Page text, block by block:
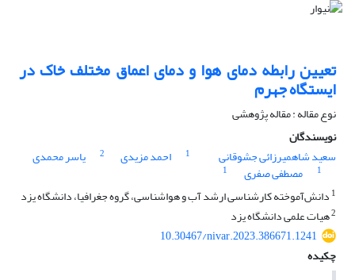
تعیین رابطه دمای هوا و دمای اعماق مختلف خاک در
ایستگاه جهرم
نوع مقاله : مقاله پژوهشی
نویسندگان
سعید شاهمیرزائی جشوقانی
1 احمد مزیدی 2 یاسر محمدی
1 مصطفی صفری
1
1 دانش‌آموخته کارشناسی ارشد آب و هواشناسی، گروه جغرافیا، دانشگاه یزد
2هیات علمی دانشگاه یزد
10.30467/nivar.2023.386671.1241
چکیده